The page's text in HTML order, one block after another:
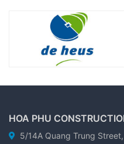
HOA PHU
5/14A Quang Trung